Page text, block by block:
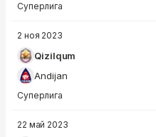
Суперлига
2 ноя 2023
Qizilqum
Andijan
Суперлига
22 май 2023